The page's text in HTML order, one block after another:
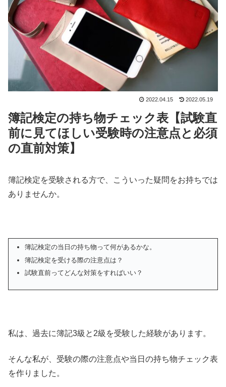
2022.04.15 2022.05.19
簿記検定の持ち物チェック表【試験直
前に見てほしい受験時の注意点と必須
の直前対策】
簿記検定を受験される方で、こういった疑問をお持ちでは
ありませんか。
簿記検定の当日の持ち物って何があるかな。
簿記検定を受ける際の注意点は？
試験直前ってどんな対策をすればいい？
私は、過去に簿記3級と2級を受験した経験があります。
そんな私が、受験の際の注意点や当日の持ち物チェック表
を作りました。